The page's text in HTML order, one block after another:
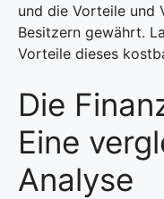
und die Vorteile und
Besitzern gewährt.
Vorteile dieses
Die
Eine
Analyse